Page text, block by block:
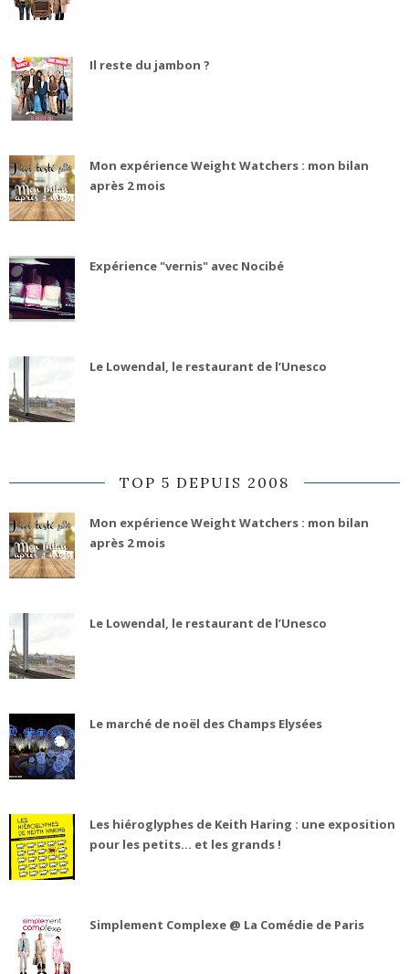
Il reste du jambon ?
Mon expérience Weight Watchers : mon bilan
après 2 mois
Expérience "vernis" avec Nocibé
Le Lowendal, le restaurant de l’Unesco
TOP 5 DEPUIS 2008
Mon expérience Weight Watchers : mon bilan
après 2 mois
Le Lowendal, le restaurant de l’Unesco
Le marché de noël des Champs Elysées
Les hiéroglyphes de Keith Haring : une exposition
pour les petits... et les grands !
Simplement Complexe @ La Comédie de Paris